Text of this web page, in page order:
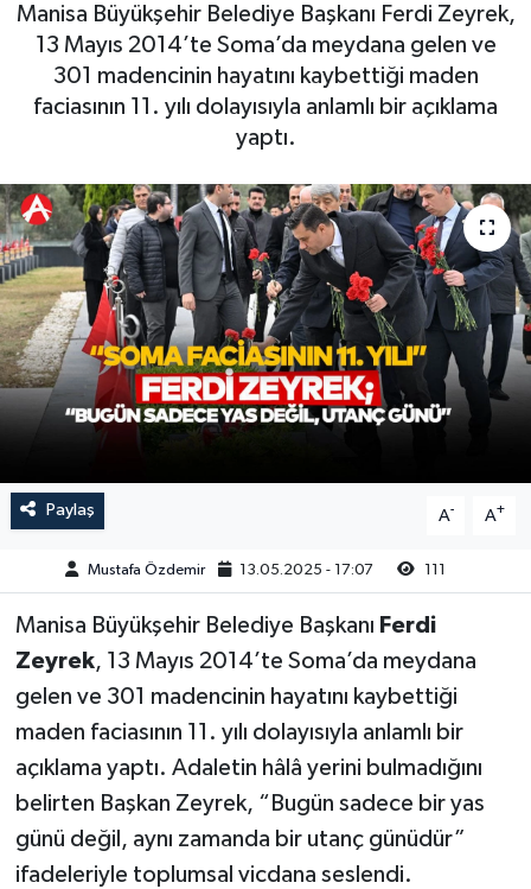
Manisa Büyükşehir Belediye Başkanı Ferdi Zeyrek,
13 Mayıs 2014’te Soma’da meydana gelen ve
301 madencinin hayatını kaybettiği maden
faciasının 11. yılı dolayısıyla anlamlı bir açıklama
yaptı.
Paylaş A- A+
Mustafa Özdemir 13.05.2025 - 17:07 111
Manisa Büyükşehir Belediye Başkanı Ferdi
Zeyrek, 13 Mayıs 2014’te Soma’da meydana
gelen ve 301 madencinin hayatını kaybettiği
maden faciasının 11. yılı dolayısıyla anlamlı bir
açıklama yaptı. Adaletin hâlâ yerini bulmadığını
belirten Başkan Zeyrek, “Bugün sadece bir yas
günü değil, aynı zamanda bir utanç günüdür”
ifadeleriyle toplumsal vicdana seslendi.
Magazin
Duyurular
Kadın
Teknoloji
Akhisar Emlak
Ülke
Etiketler
Duyurular
Tarım-Gıda
Röportaj
Dünya
Yaşam
Kadın
Yerel Haber
Ülke
Etiketler